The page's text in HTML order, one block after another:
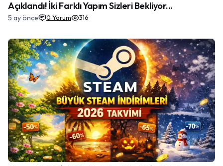
Açıklandı! İki Farklı Yapım Sizleri Bekliyor...
5 ay önce 0 Yorum 316